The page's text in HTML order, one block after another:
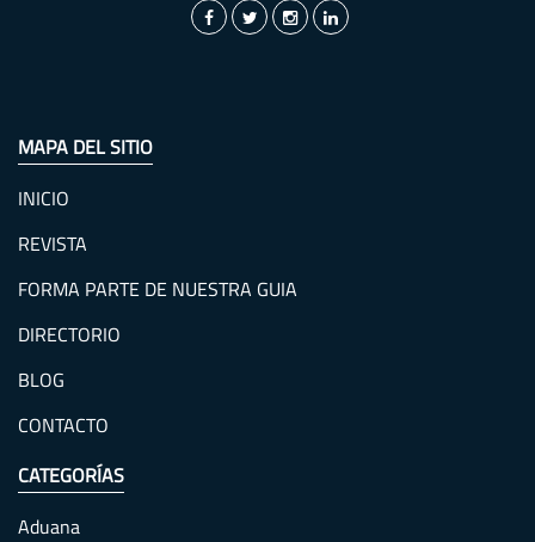
MAPA DEL SITIO
INICIO
REVISTA
FORMA PARTE DE NUESTRA GUIA
DIRECTORIO
BLOG
CONTACTO
CATEGORÍAS
Aduana